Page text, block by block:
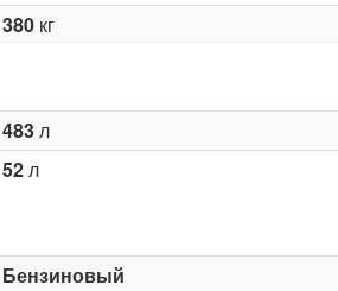
380кг
483л
52л
Бензиновый